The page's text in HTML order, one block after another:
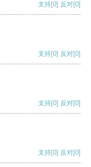
支持[0] 反对[0]
支持[0] 反对[0]
支持[0] 反对[0]
支持[0] 反对[0]